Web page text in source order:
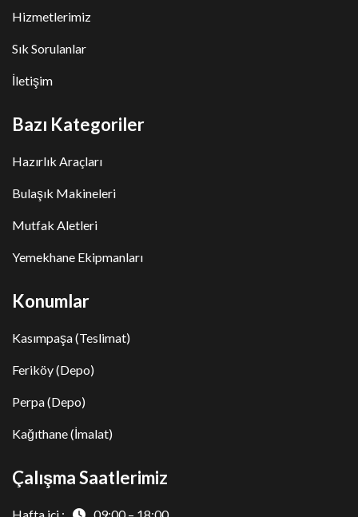
Hizmetlerimiz
Sık Sorulanlar
İletişim
Bazı Kategoriler
Hazırlık Araçları
Bulaşık Makineleri
Mutfak Aletleri
Yemekhane Ekipmanları
Konumlar
Kasımpaşa (Teslimat)
Feriköy (Depo)
Perpa (Depo)
Kağıthane (İmalat)
Çalışma Saatlerimiz